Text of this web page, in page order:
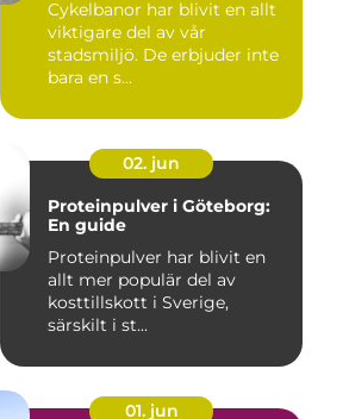
Cykelbanor har blivit en allt
viktigare del av vår
stadsmiljö. De erbjuder inte
bara en s...
02. jun
Proteinpulver i Göteborg:
En guide
Proteinpulver har blivit en
allt mer populär del av
kosttillskott i Sverige,
särskilt i st...
01. jun